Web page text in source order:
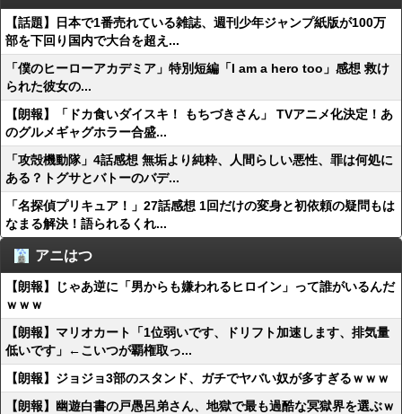
【話題】日本で1番売れている雑誌、週刊少年ジャンプ紙版が100万
部を下回り国内で大台を超え...
「僕のヒーローアカデミア」特別短編「I am a hero too」感想 救け
られた彼女の...
【朗報】「ドカ食いダイスキ！ もちづきさん」 TVアニメ化決定！あ
のグルメギャグホラー合盛...
「攻殻機動隊」4話感想 無垢より純粋、人間らしい悪性、罪は何処に
ある？トグサとバトーのバデ...
「名探偵プリキュア！」27話感想 1回だけの変身と初依頼の疑問もは
なまる解決！語られるくれ...
アニはつ
【朗報】じゃあ逆に「男からも嫌われるヒロイン」って誰がいるんだ
ｗｗｗ
【朗報】マリオカート「1位弱いです、ドリフト加速します、排気量
低いです」←こいつが覇権取っ...
【朗報】ジョジョ3部のスタンド、ガチでヤバい奴が多すぎるｗｗｗ
【朗報】幽遊白書の戸愚呂弟さん、地獄で最も過酷な冥獄界を選ぶｗ